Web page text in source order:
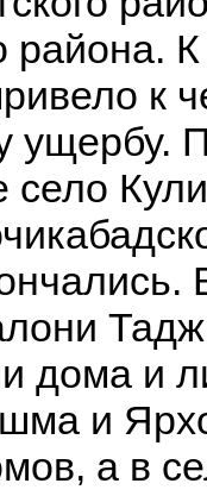
района.
к
ущербу.
село
дома и
и
а в